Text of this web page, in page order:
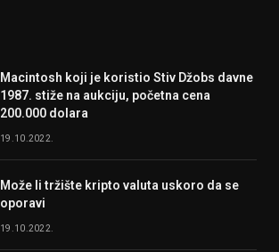
Macintosh koji je koristio Stiv Džobs davne
1987. stiže na aukciju, početna cena
200.000 dolara
19.10.2022.
Može li tržište kripto valuta uskoro da se
oporavi
19.10.2022.